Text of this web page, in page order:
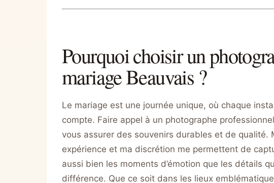
Pourquoi choisir un
mariage Beauvais ?
Le mariage est une journée unique, où chaque
compte. Faire appel à un photographe
vous assurer des souvenirs durables et de qualité.
expérience et ma discrétion me permettent de
aussi bien les moments d’émotion que les détails
différence. Que ce soit dans les lieux